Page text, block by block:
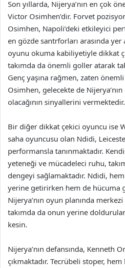
Son yıllarda, Nijerya’nın en çok
Victor Osimhen’dir. Forvet
Osimhen, Napoli’deki etkileyici
en gözde santrforları arasında yer
oyunu okuma kabiliyetiyle dikkat
takımda da önemli goller atarak
Genç yaşına rağmen, zaten
Osimhen, gelecekte de
olacağının sinyallerini vermektedir.
Bir diğer dikkat çekici oyuncu ise
saha oyuncusu olan Ndidi,
performansla tanınmaktadır.
yeteneği ve mücadeleci ruhu,
dengeyi sağlamaktadır. Ndidi,
yerine getirirken hem de hücuma
Nijerya’nın oyun planında
takımda da onun yerine
kesin.
Nijerya’nın defansında, Kenneth
çıkmaktadır. Tecrübeli stoper,